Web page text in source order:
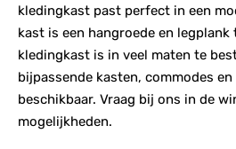
kledingkast past perfect in een
kast is een hangroede en legplank
kledingkast is in veel maten te
bijpassende kasten, commodes
beschikbaar. Vraag bij ons in de
mogelijkheden.